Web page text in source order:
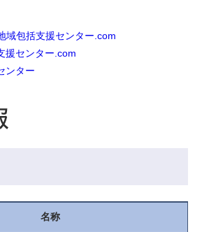
域包括支援センター.com
援センター.com
ンター
名称